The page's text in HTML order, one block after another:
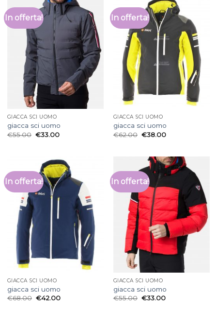
In offerta!
GIACCA SCI UOMO
giacca sci uomo
€55.00 €33.00
In offerta!
GIACCA SCI UOMO
giacca sci uomo
€62.00 €38.00
In offerta!
GIACCA SCI UOMO
giacca sci uomo
€68.00 €42.00
In offerta!
GIACCA SCI UOMO
giacca sci uomo
€55.00 €33.00